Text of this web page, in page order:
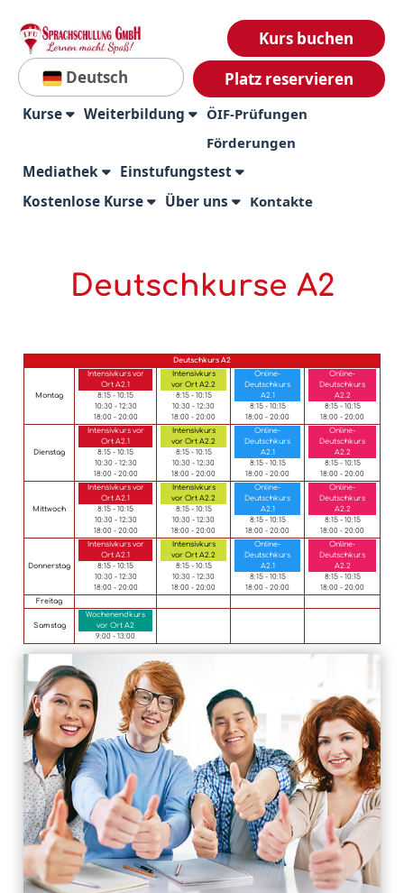
Deutsch
Kurs buchen
Platz reservieren
Kurse Weiterbildung
ÖIF-Prüfungen
Förderungen
Mediathek
Einstufungstest
Kostenlose Kurse
Über uns Kontakte
Deutschkurse A2
Deutschkurs A2
Montag
Intensivkurs vor
Ort A2.1
8:15 - 10:15
10:30 - 12:30
18:00 - 20:00
Intensivkurs
vor Ort A2.2
8:15 - 10:15
10:30 - 12:30
18:00 - 20:00
Online-
Deutschkurs
A2.1
8:15 - 10:15
18:00 - 20:00
Online-
Deutschkurs
A2.2
8:15 - 10:15
18:00 - 20:00
Dienstag
Intensivkurs vor
Ort A2.1
8:15 - 10:15
10:30 - 12:30
18:00 - 20:00
Intensivkurs
vor Ort A2.2
8:15 - 10:15
10:30 - 12:30
18:00 - 20:00
Online-
Deutschkurs
A2.1
8:15 - 10:15
18:00 - 20:00
Online-
Deutschkurs
A2.2
8:15 - 10:15
18:00 - 20:00
Mittwoch
Intensivkurs vor
Ort A2.1
8:15 - 10:15
10:30 - 12:30
18:00 - 20:00
Intensivkurs
vor Ort A2.2
8:15 - 10:15
10:30 - 12:30
18:00 - 20:00
Online-
Deutschkurs
A2.1
8:15 - 10:15
18:00 - 20:00
Online-
Deutschkurs
A2.2
8:15 - 10:15
18:00 - 20:00
Donnerstag
Intensivkurs vor
Ort A2.1
8:15 - 10:15
10:30 - 12:30
18:00 - 20:00
Intensivkurs
vor Ort A2.2
8:15 - 10:15
10:30 - 12:30
18:00 - 20:00
Online-
Deutschkurs
A2.1
8:15 - 10:15
18:00 - 20:00
Online-
Deutschkurs
A2.2
8:15 - 10:15
18:00 - 20:00
Freitag
Samstag
Wochenendkurs
vor Ort А2
9:00 - 13:00